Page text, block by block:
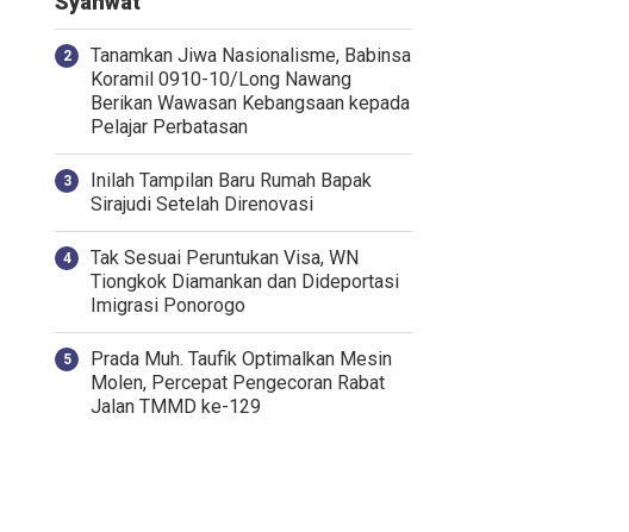
Tanamkan Jiwa Nasionalisme, Babinsa
Koramil 0910-10/Long Nawang
Berikan Wawasan Kebangsaan kepada
Pelajar Perbatasan
Inilah Tampilan Baru Rumah Bapak
Sirajudi Setelah Direnovasi
Tak Sesuai Peruntukan Visa, WN
Tiongkok Diamankan dan Dideportasi
Imigrasi Ponorogo
Prada Muh. Taufik Optimalkan Mesin
Molen, Percepat Pengecoran Rabat
Jalan TMMD ke-129